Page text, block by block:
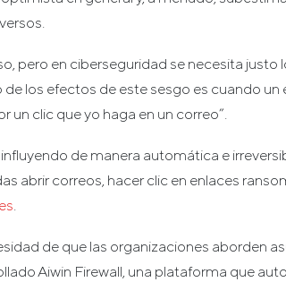
pero en ciberseguridad se necesita justo
los efectos de este sesgo es cuando un
un clic que yo haga en un correo”.
de manera automática e
abrir correos, hacer clic en enlaces
de que las organizaciones aborden
Aiwin Firewall, una plataforma que